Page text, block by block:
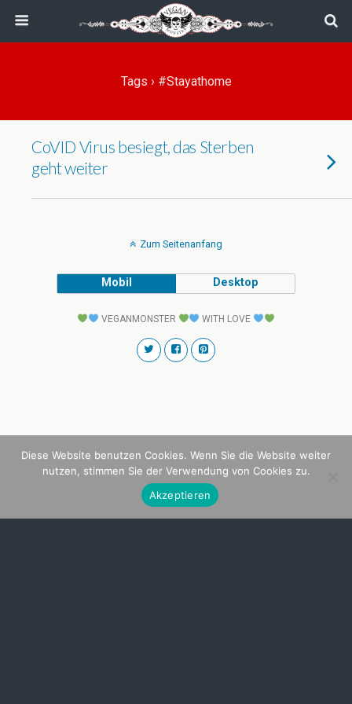
Tags › #stayathome
CoVID Virus besiegt, das Sterben
geht weiter
Zum Seitenanfang
Mobil Desktop
VEGANMONSTER WITH LOVE
Diese Website benutzen Cookies. Wenn Sie die Website weiter
nutzen, stimmen Sie der Verwendung von Cookies zu.
Akzeptieren